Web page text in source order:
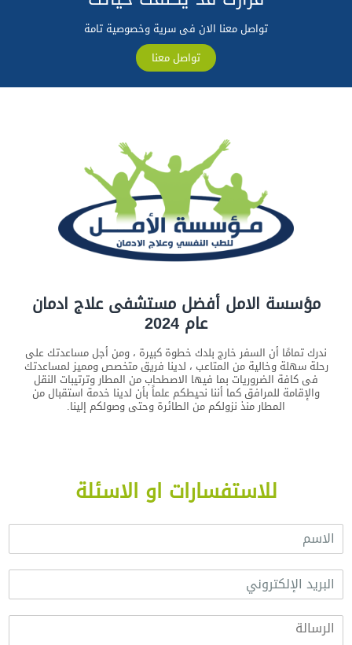
تواصل معنا الان فى سرية وخصوصية تامة
تواصل معنا
مؤسسة الامل أفضل مستشفى علاج ادمان
عام 2024
ندرك تمامًا أن السفر خارج بلدك خطوة كبيرة ، ومن أجل مساعدتك على
رحلة سهلة وخالية من المتاعب ، لدينا فريق متخصص ومميز لمساعدتك
فى كافة الضروريات بما فيها الاصطحاب من المطار وترتيبات النقل
والإقامة للمرافق كما أننا نحيطكم علماً بأن لدينا خدمة استقبال من
المطار منذ نزولكم من الطائرة وحتى وصولكم إلينا.
للاستفسارات او الاسئلة
ا
ا
س
م
*
ا
ب
را